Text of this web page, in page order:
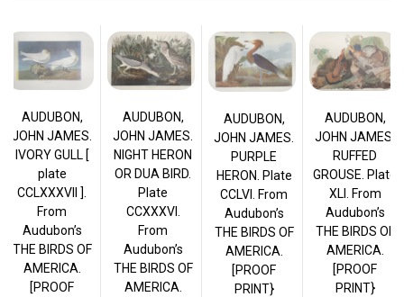
AUDUBON,
JOHN JAMES.
IVORY GULL [
plate
CCLXXXVII ].
From
Audubon’s
THE BIRDS OF
AMERICA.
[PROOF
AUDUBON,
JOHN JAMES.
NIGHT HERON
OR DUA BIRD.
Plate
CCXXXVI.
From
Audubon’s
THE BIRDS OF
AMERICA.
AUDUBON,
JOHN JAMES.
PURPLE
HERON. Plate
CCLVI. From
Audubon’s
THE BIRDS OF
AMERICA.
[PROOF
PRINT}
AUDUBON,
JOHN JAMES.
RUFFED
GROUSE. Plate
XLI. From
Audubon’s
THE BIRDS OF
AMERICA.
[PROOF
PRINT}